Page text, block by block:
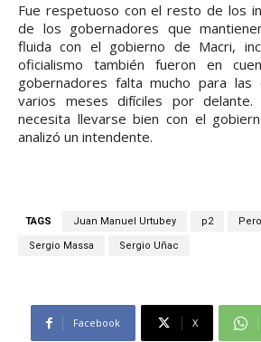
Fue respetuoso con el resto de los
de los gobernadores que
fluida con el gobierno de Macri,
oficialismo también fueron en
gobernadores falta mucho para las
varios meses difíciles por
necesita llevarse bien con el
analizó un intendente.
TAGS Juan Manuel Urtubey p2
Sergio Massa Sergio Uñac
Facebook X